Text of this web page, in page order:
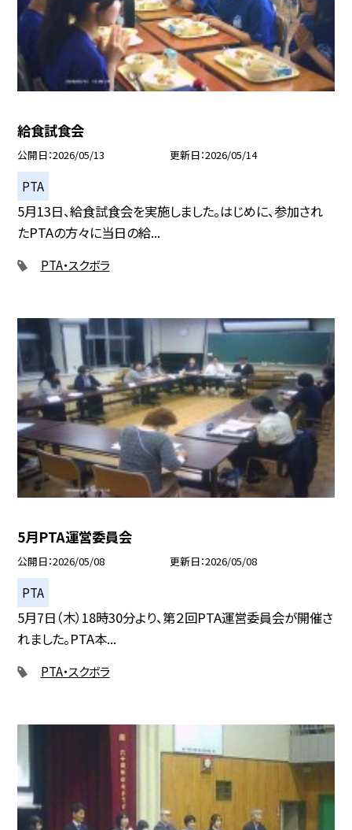
給食試食会
公開日 2026/05/13 更新日 2026/05/14
PTA
5月13日、給食試食会を実施しました。はじめに、参加され
たPTAの方々に当日の給...
PTA・スクボラ
5月PTA運営委員会
公開日 2026/05/08 更新日 2026/05/08
PTA
5月7日（木）18時30分より、第２回PTA運営委員会が開催さ
れました。PTA本...
PTA・スクボラ